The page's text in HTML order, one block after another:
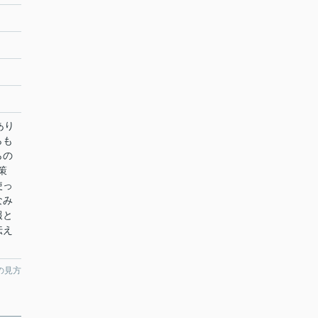
り
の
み
見方